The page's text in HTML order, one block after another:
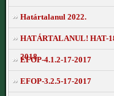
Határtalanul 2022.
HATÁRTALANUL! HAT-
2018
EFOP-4.1.2-17-2017
EFOP-3.2.5-17-2017